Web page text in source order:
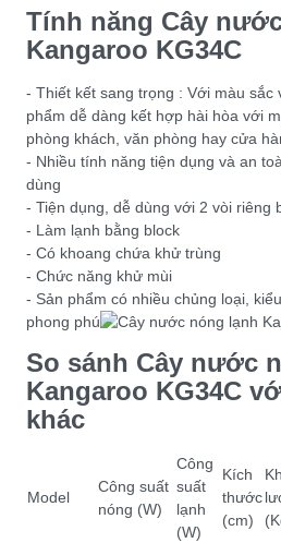
Tính năng Cây
Kangaroo KG34C
- Thiết kết sang trọng : Với màu sắc
phẩm dễ dàng kết hợp hài hòa với
phòng khách, văn phòng hay cửa
- Nhiều tính năng tiện dụng và an
dùng
- Tiện dụng, dễ dùng với 2 vòi riêng
- Làm lạnh bằng block
- Có khoang chứa khử trùng
- Chức năng khử mùi
- Sản phẩm có nhiều chủng loại,
phong phú
So sánh Cây nước
Kangaroo KG34C
khác
Model
Công suất
nóng (W)
Công
suất
lạnh
(W)
Kích
thước
(cm)